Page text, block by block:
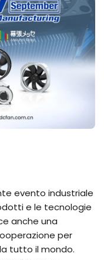
evento industriale
e le tecnologie
anche una
per
tutto il mondo.